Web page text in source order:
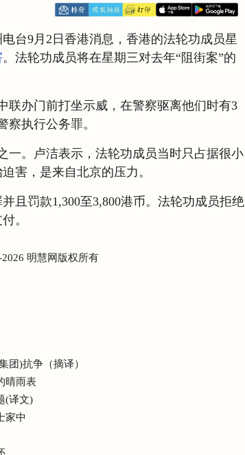
电台9月2日香港消息，香港的法轮功成员星
。法轮功成员将在星期三对去年“阻街案”的
联办门前打坐示威，在警察驱离他们时有3
察执行公务罪。
一。卢洁表示，法轮功成员当时只占据很小
害，是来自北京的压力。
且罚款1,300至3,800港币。法轮功成员拒绝
。
2026 明慧网版权所有
团)抗争（摘译）
晴雨表
(译文)
家中